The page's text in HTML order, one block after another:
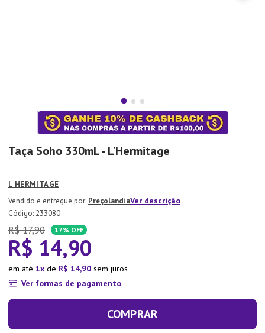
Taça Soho 330mL - L'Hermitage
L HERMITAGE
PreçolandiaVer descrição
: 233080
R$ 17,90 17% OFF
R$ 14,90
em até 1 de R$ 14,90 sem juros
Ver formas de pagamento
COMPRAR
7º
Aparelho Jantar
Xicara
Lixeira
10º Organizador